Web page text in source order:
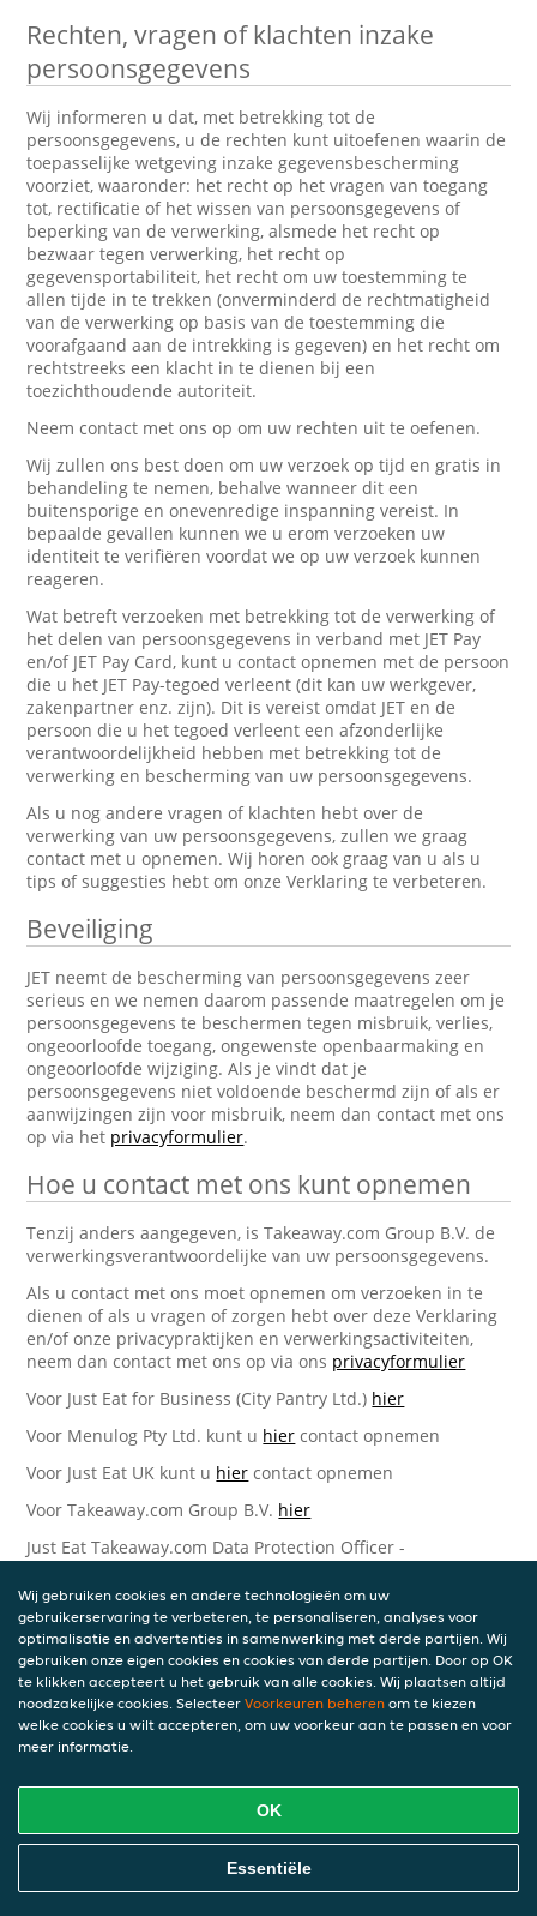
Rechten, vragen of klachten inzake
persoonsgegevens
Wij informeren u dat, met betrekking tot de
persoonsgegevens, u de rechten kunt uitoefenen waarin de
toepasselijke wetgeving inzake gegevensbescherming
voorziet, waaronder: het recht op het vragen van toegang
tot, rectificatie of het wissen van persoonsgegevens of
beperking van de verwerking, alsmede het recht op
bezwaar tegen verwerking, het recht op
gegevensportabiliteit, het recht om uw toestemming te
allen tijde in te trekken (onverminderd de rechtmatigheid
van de verwerking op basis van de toestemming die
voorafgaand aan de intrekking is gegeven) en het recht om
rechtstreeks een klacht in te dienen bij een
toezichthoudende autoriteit.
Neem contact met ons op om uw rechten uit te oefenen.
Wij zullen ons best doen om uw verzoek op tijd en gratis in
behandeling te nemen, behalve wanneer dit een
buitensporige en onevenredige inspanning vereist. In
bepaalde gevallen kunnen we u erom verzoeken uw
identiteit te verifiëren voordat we op uw verzoek kunnen
reageren.
Wat betreft verzoeken met betrekking tot de verwerking of
het delen van persoonsgegevens in verband met JET Pay
en/of JET Pay Card, kunt u contact opnemen met de persoon
die u het JET Pay-tegoed verleent (dit kan uw werkgever,
zakenpartner enz. zijn). Dit is vereist omdat JET en de
persoon die u het tegoed verleent een afzonderlijke
verantwoordelijkheid hebben met betrekking tot de
verwerking en bescherming van uw persoonsgegevens.
Als u nog andere vragen of klachten hebt over de
verwerking van uw persoonsgegevens, zullen we graag
contact met u opnemen. Wij horen ook graag van u als u
tips of suggesties hebt om onze Verklaring te verbeteren.
Beveiliging
JET neemt de bescherming van persoonsgegevens zeer
serieus en we nemen daarom passende maatregelen om je
persoonsgegevens te beschermen tegen misbruik, verlies,
ongeoorloofde toegang, ongewenste openbaarmaking en
ongeoorloofde wijziging. Als je vindt dat je
persoonsgegevens niet voldoende beschermd zijn of als er
aanwijzingen zijn voor misbruik, neem dan contact met ons
op via het privacyformulier.
Hoe u contact met ons kunt opnemen
Tenzij anders aangegeven, is Takeaway.com Group B.V. de
verwerkingsverantwoordelijke van uw persoonsgegevens.
Als u contact met ons moet opnemen om verzoeken in te
dienen of als u vragen of zorgen hebt over deze Verklaring
en/of onze privacypraktijken en verwerkingsactiviteiten,
neem dan contact met ons op via ons privacyformulier
Voor Just Eat for Business (City Pantry Ltd.) hier
Voor Menulog Pty Ltd. kunt u hier contact opnemen
Voor Just Eat UK kunt u hier contact opnemen
Voor Takeaway.com Group B.V. hier
Just Eat Takeaway.com Data Protection Officer -
Piet Heinkade 61
1019 GM Amsterdam
Nederland
Bijgewerkte versies van deze
Privacyverklaring
Wij kunnen deze Verklaring van tijd tot tijd bijwerken als
reactie op veranderende juridische, technische of zakelijke
ontwikkelingen. Wanneer wij onze Privacyverklaring
bijwerken, zullen wij passende maatregelen nemen om u
op de hoogte te brengen, in overeenstemming met het
Wij gebruiken cookies en andere technologieën om uw
gebruikerservaring te verbeteren, te personaliseren, analyses voor
optimalisatie en advertenties in samenwerking met derde partijen. Wij
gebruiken onze eigen cookies en cookies van derde partijen. Door op OK
te klikken accepteert u het gebruik van alle cookies. Wij plaatsen altijd
noodzakelijke cookies. Selecteer Voorkeuren beheren om te kiezen
welke cookies u wilt accepteren, om uw voorkeur aan te passen en voor
meer informatie.
OK
Essentiële